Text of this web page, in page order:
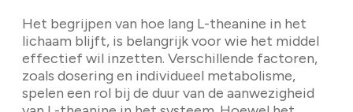
Het begrijpen van hoe lang L-theanine in het
lichaam blijft, is belangrijk voor wie het middel
effectief wil inzetten. Verschillende factoren,
zoals dosering en individueel metabolisme,
spelen een rol bij de duur van de aanwezigheid